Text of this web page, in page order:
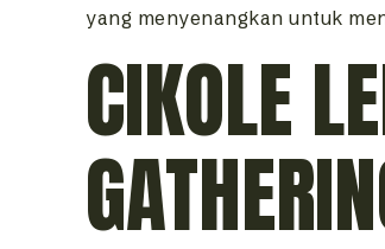
yang menyenangkan untuk
CIKOLE